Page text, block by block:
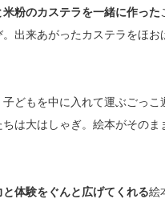
粉のカステラを一緒に作った
出来あがったカステラをほお
どもを中に入れて運ぶごっこ
は大はしゃぎ。絵本がそのま
体験をぐんと広げてくれる絵